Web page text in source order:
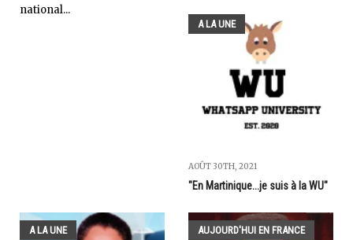
national...
A LA UNE
AOÛT 30TH, 2021
"En Martinique...je suis à la WU"
A LA UNE AUJOURD'HUI EN FRANCE